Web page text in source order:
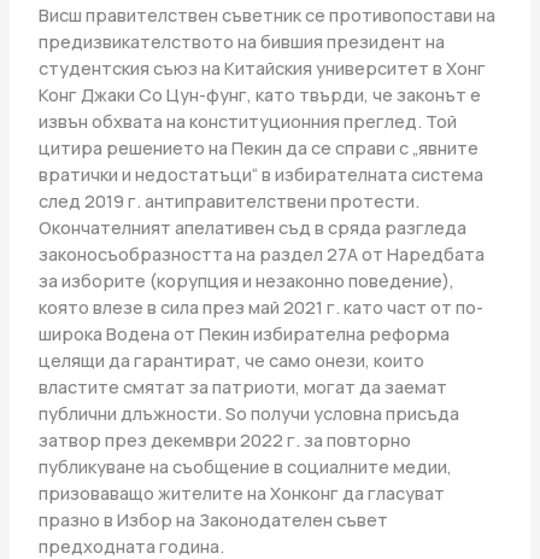
Висш правителствен съветник се противопостави на
предизвикателството на бившия президент на
студентския съюз на Китайския университет в Хонг
Конг Джаки Со Цун-фунг, като твърди, че законът е
извън обхвата на конституционния преглед. Той
цитира решението на Пекин да се справи с „явните
вратички и недостатъци“ в избирателната система
след 2019 г. антиправителствени протести.
Окончателният апелативен съд в сряда разгледа
законосъобразността на раздел 27A от Наредбата
за изборите (корупция и незаконно поведение),
която влезе в сила през май 2021 г. като част от по-
широка Водена от Пекин избирателна реформа
целящи да гарантират, че само онези, които
властите смятат за патриоти, могат да заемат
публични длъжности. So получи условна присъда
затвор през декември 2022 г. за повторно
публикуване на съобщение в социалните медии,
призоваващо жителите на Хонконг да гласуват
празно в Избор на Законодателен съвет
предходната година.